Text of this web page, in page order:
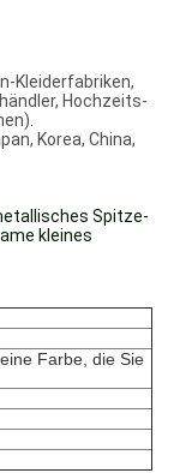
Kleiderfabriken,
Hochzeits-
Korea, China,
Spitze-
kleines
Farbe, die Sie